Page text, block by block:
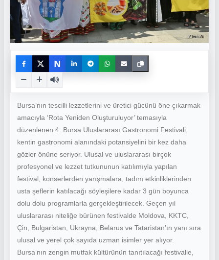
N
Bursa’nın tescilli lezzetlerini ve üretici gücünü öne çıkarmak
amacıyla ‘Rota Yeniden Oluşturuluyor’ temasıyla
düzenlenen 4. Bursa Uluslararası Gastronomi Festivali,
kentin gastronomi alanındaki potansiyelini bir kez daha
gözler önüne seriyor. Ulusal ve uluslararası birçok
profesyonel ve lezzet tutkununun katılımıyla yapılan
festival, konserlerden yarışmalara, tadım etkinliklerinden
usta şeflerin katılacağı söyleşilere kadar 3 gün boyunca
dolu dolu programlarla gerçekleştirilecek. Geçen yıl
uluslararası niteliğe bürünen festivalde Moldova, KKTC,
Çin, Bulgaristan, Ukrayna, Belarus ve Tataristan’ın yanı sıra
ulusal ve yerel çok sayıda uzman isimler yer alıyor.
Bursa’nın zengin mutfak kültürünün tanıtılacağı festivalle,